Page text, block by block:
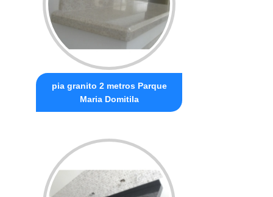
pia granito 2 metros Parque
Maria Domitila